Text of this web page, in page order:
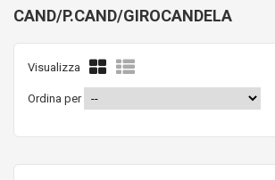
CAND/P.CAND/GIROCANDELA
Visualizza
Ordina per